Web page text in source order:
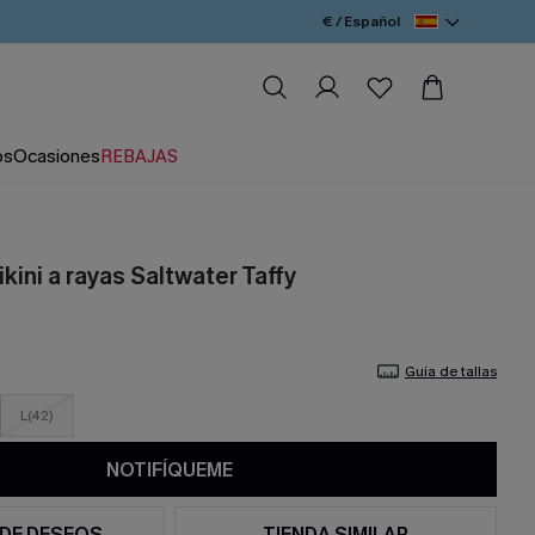
€ / Español
OcasionesREBAJAS
a rayas Saltwater Taffy
Guía de tallas
L(42)
NOTIFÍQUEME